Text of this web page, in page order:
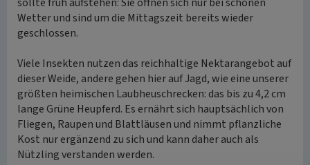
Wetter und sind um die Mittagszeit bereits wieder
geschlossen.
Viele Insekten nutzen das reichhaltige Nektarangebot auf
dieser Weide, andere gehen hier auf Jagd, wie eine unserer
größten heimischen Laubheuschrecken: das bis zu 4,2 cm
lange Grüne Heupferd. Es ernährt sich hauptsächlich von
Fliegen, Raupen und Blattläusen und nimmt pflanzliche
Kost nur ergänzend zu sich und kann daher auch als
Nützling verstanden werden.